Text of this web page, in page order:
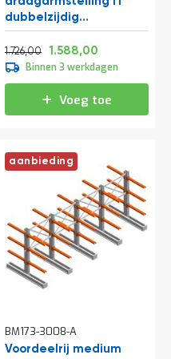
dubbelzijdig
1990x4800x600 mm
(hxbxd) 3 niveaus
Normale prijs
1.726,00 2.088,46
Vanaf
1.588,00
Binnen 3 werkdagen
Voeg toe
aanbieding
BM173-3008-A
Voordeelrij medium